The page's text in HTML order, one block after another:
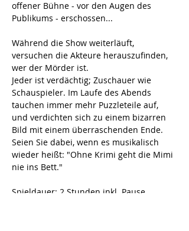
offener Bühne - vor den Augen des
Publikums - erschossen...
Während die Show weiterläuft,
versuchen die Akteure herauszufinden,
wer der Mörder ist.
Jeder ist verdächtig; Zuschauer wie
Schauspieler. Im Laufe des Abends
tauchen immer mehr Puzzleteile auf,
und verdichten sich zu einem bizarren
Bild mit einem überraschenden Ende.
Seien Sie dabei, wenn es musikalisch
wieder heißt: "Ohne Krimi geht die Mimi
nie ins Bett."
Spieldauer: 2 Stunden inkl. Pause